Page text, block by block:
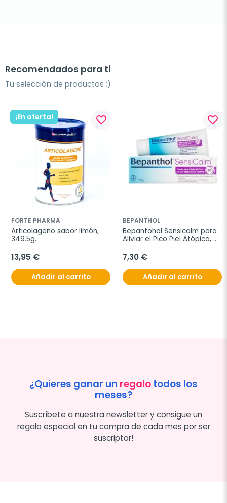
Recomendados para ti
Tu selección de productos ;)
¡En oferta! favorite_border
FORTE PHARMA
Articolageno sabor limón,
349.5g.
13,95 €
Añadir al carrito
favorite_border
BEPANTHOL
Bepantohol Sensicalm para
Aliviar el Pico Piel Atópica,
7,30 €
Añadir al carrito
¿Quieres ganar un regalotodos los
meses?
Suscríbete a nuestra newsletter y consigue un
regalo especial en tu compra de cada mes por ser
suscriptor!